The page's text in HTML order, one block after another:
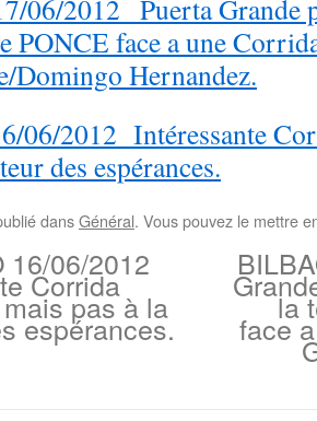
06/2012 Puerta Grande
PONCE face a une
Domingo Hernandez.
06/2012 Intéressante
des espérances.
dansGénéral. Vous pouvez le mettre
16/06/2012
Corrida
pas à la
espérances.
la
face